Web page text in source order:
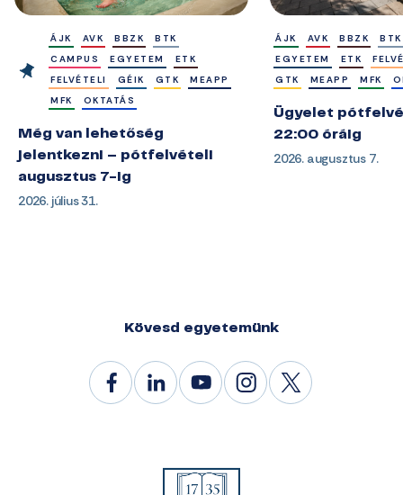
ÁJK AVK BBZK
BTK
CAMPUS
EGYETEM
ETK
FELVÉTELI
GÉIK GTK
MEAPP
MFK
OKTATÁS
Még van lehetőség
jelentkezni – pótfelvételi
augusztus 7-ig
2026. július 31.
ÁJK AVK BBZK
BTK
EGYETEM
ETK
GTK
MEAPP MFK
Ügyelet
22:00 óráig
2026. augusztus 7.
Kövesd egyetemünk